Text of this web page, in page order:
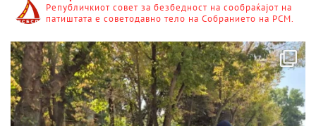
Републичкиот совет за безбедност на сообраќајот на
патиштата е советодавно тело на Собранието на РСМ.